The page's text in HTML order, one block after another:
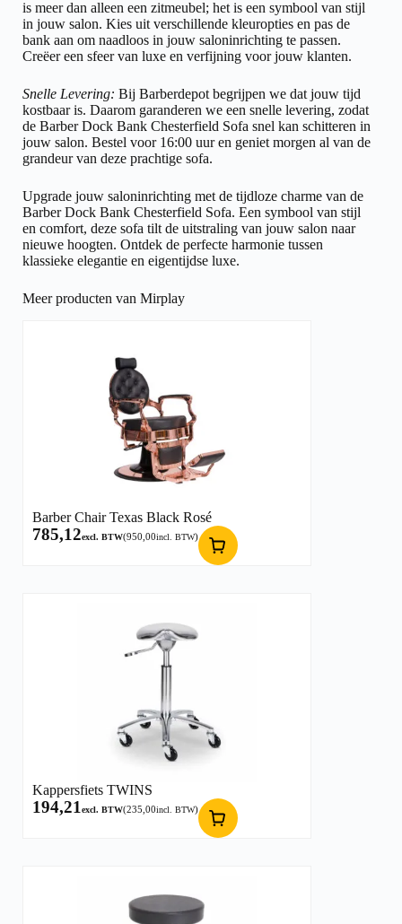
is meer dan alleen een zitmeubel; het is een symbool van stijl
in jouw salon. Kies uit verschillende kleuropties en pas de
bank aan om naadloos in jouw saloninrichting te passen.
Creëer een sfeer van luxe en verfijning voor jouw klanten.
Snelle Levering: Bij Barberdepot begrijpen we dat jouw tijd
kostbaar is. Daarom garanderen we een snelle levering, zodat
de Barber Dock Bank Chesterfield Sofa snel kan schitteren in
jouw salon. Bestel voor 16:00 uur en geniet morgen al van de
grandeur van deze prachtige sofa.
Upgrade jouw saloninrichting met de tijdloze charme van de
Barber Dock Bank Chesterfield Sofa. Een symbool van stijl
en comfort, deze sofa tilt de uitstraling van jouw salon naar
nieuwe hoogten. Ontdek de perfecte harmonie tussen
klassieke elegantie en eigentijdse luxe.
Meer producten van Mirplay
Barber Chair Texas Black Rosé
785,12excl. BTW(950,00incl. BTW)
Kappersfiets TWINS
194,21 excl. BTW(235,00incl. BTW)